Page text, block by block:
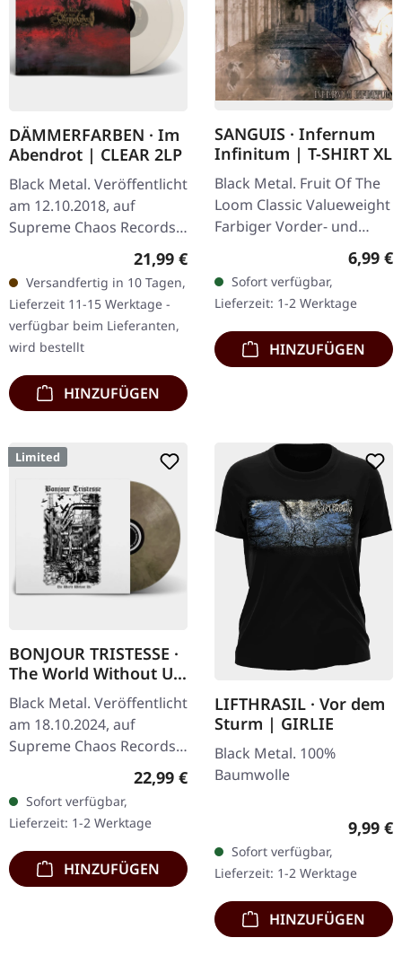
DÄMMERFARBEN · Im
Abendrot | CLEAR 2LP
Black Metal. Veröffentlicht
am 12.10.2018, auf
Supreme Chaos Records.
Transparentes Vinyl
limitiert auf nur 200
Exemplare. Vinyl-
Spezifikationen: ·…
Regulärer Preis:
21,99 €
Versandfertig in 10 Tagen,
Lieferzeit 11-15 Werktage -
verfügbar beim Lieferanten,
wird bestellt
HINZUFÜGEN
SANGUIS · Infernum
Infinitum | T-SHIRT XL
Black Metal. Fruit Of The
Loom Classic Valueweight
Farbiger Vorder- und
6,99 €
Sofort verfügbar,
Lieferzeit: 1-2 Werktage
HINZUFÜGEN
Limited
BONJOUR TRISTESSE ·
The World Without Us
| ECO RECYCLE LP
Black Metal. Veröffentlicht
am 18.10.2024, auf
Supreme Chaos Records.
Eco Recycle Vinyl mit
Insert, die Farbe kann
variieren, limitiert auf
100…
Regulärer Preis:
22,99 €
Sofort verfügbar,
Lieferzeit: 1-2 Werktage
HINZUFÜGEN
LIFTHRASIL · Vor dem
Sturm | GIRLIE
Black Metal. 100%
Baumwolle
9,99 €
Sofort verfügbar,
Lieferzeit: 1-2 Werktage
HINZUFÜGEN